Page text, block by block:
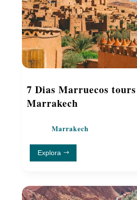
7 Dias Marruecos tours
Marrakech
Marrakech
Explora